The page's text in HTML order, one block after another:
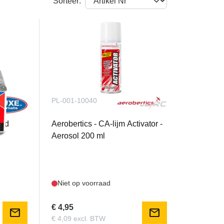
mail
PL-001-10040
Aerobertics - CA-lijm Activator -
Aerosol 200 ml
Niet op voorraad
€ 4,95
€ 4,09 excl. BTW mail